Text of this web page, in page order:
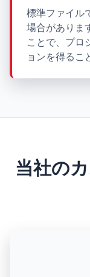
標準ファイル
場合がありま
ことで、プロ
ョンを得るこ
当社の